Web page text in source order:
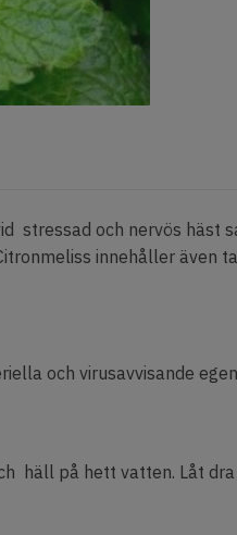
stressad och nervös häst
innehåller även
och virusavvisande
häll på hett vatten. Låt